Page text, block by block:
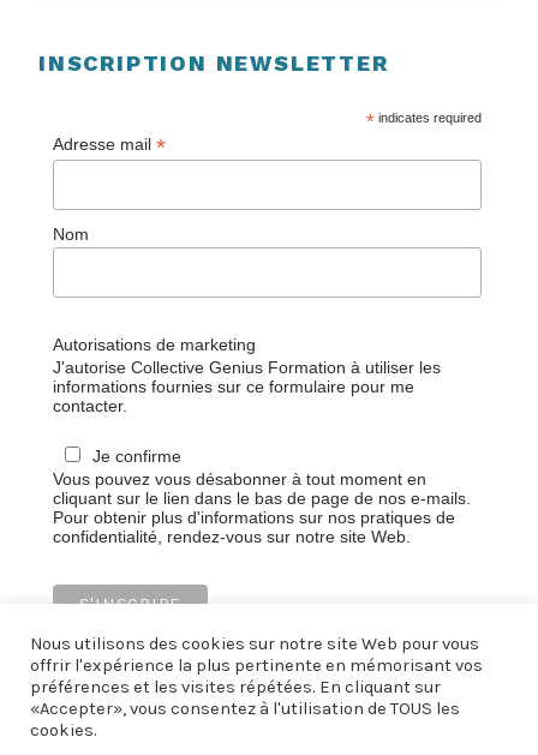
INSCRIPTION NEWSLETTER
* indicates required
Adresse mail *
Nom
Autorisations de marketing
J'autorise Collective Genius Formation à utiliser les
informations fournies sur ce formulaire pour me
contacter.
Je confirme
Vous pouvez vous désabonner à tout moment en
cliquant sur le lien dans le bas de page de nos e-mails.
Pour obtenir plus d'informations sur nos pratiques de
confidentialité, rendez-vous sur notre site Web.
Nous utilisons des cookies sur notre site Web pour vous
offrir l'expérience la plus pertinente en mémorisant vos
préférences et les visites répétées. En cliquant sur
«Accepter», vous consentez à l'utilisation de TOUS les
cookies.